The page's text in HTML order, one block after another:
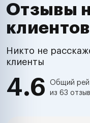
Отзывы
клиентов
Никто не
клиенты
4.6
Общий
из 63